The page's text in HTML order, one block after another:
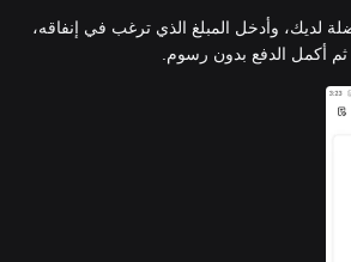
لديك، وأدخل المبلغ الذي ترغب في إنفاقه،
ثم أكمل الدفع بدون رسوم.